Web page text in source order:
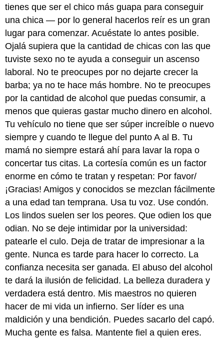
tienes que ser el chico más guapa para conseguir
una chica — por lo general hacerlos reír es un gran
lugar para comenzar. Acuéstate lo antes posible.
Ojalá supiera que la cantidad de chicas con las que
tuviste sexo no te ayuda a conseguir un ascenso
laboral. No te preocupes por no dejarte crecer la
barba; ya no te hace más hombre. No te preocupes
por la cantidad de alcohol que puedas consumir, a
menos que quieras gastar mucho dinero en alcohol.
Tu vehículo no tiene que ser súper increíble o nuevo
siempre y cuando te llegue del punto A al B. Tu
mamá no siempre estará ahí para lavar la ropa o
concertar tus citas. La cortesía común es un factor
enorme en cómo te tratan y respetan: Por favor/
¡Gracias! Amigos y conocidos se mezclan fácilmente
a una edad tan temprana. Usa tu voz. Use condón.
Los lindos suelen ser los peores. Que odien los que
odian. No se deje intimidar por la universidad:
patearle el culo. Deja de tratar de impresionar a la
gente. Nunca es tarde para hacer lo correcto. La
confianza necesita ser ganada. El abuso del alcohol
te dará la ilusión de felicidad. La belleza duradera y
verdadera está dentro. Mis maestros no quieren
hacer de mi vida un infierno. Ser líder es una
maldición y una bendición. Puedes sacarlo del capó.
Mucha gente es falsa. Mantente fiel a quien eres.